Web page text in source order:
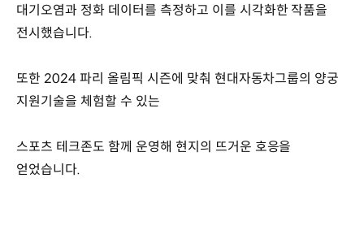
대기오염과 정화 데이터를 측정하고 이를 시각화한 작품을
전시했습니다.
또한 2024 파리 올림픽 시즌에 맞춰 현대자동차그룹의 양궁
지원기술을 체험할 수 있는
스포츠 테크존도 함께 운영해 현지의 뜨거운 호응을
얻었습니다.